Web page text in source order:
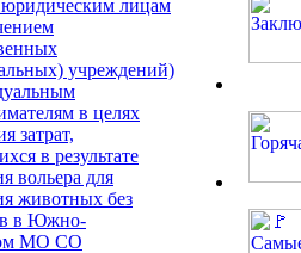
лицам
учреждений)
в целях
затрат,
в результате
вольера для
животных без
в Южно-
МО СО